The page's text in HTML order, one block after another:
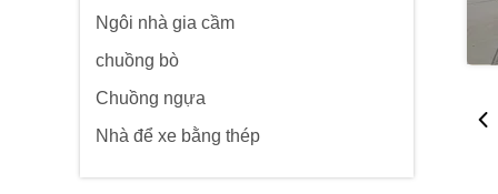
Ngôi nhà gia cầm
chuồng bò
Chuồng ngựa
Nhà để xe bằng thép